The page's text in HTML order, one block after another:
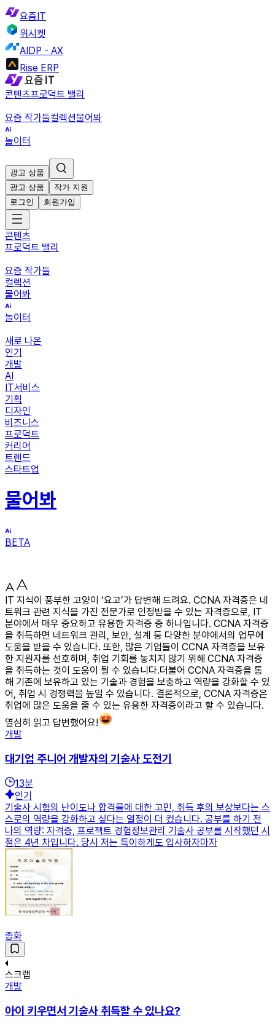
요즘IT
위시켓
AIDP - AX
Rise ERP
콘텐츠프로덕트 밸리
요즘 작가들컬렉션물어봐
놀이터
광고 상품
광고 상품
작가 지원
로그인
회원가입
콘텐츠
프로덕트 밸리
요즘 작가들
컬렉션
물어봐
놀이터
새로 나온
인기
개발
AI
IT서비스
기획
디자인
비즈니스
프로덕트
커리어
트렌드
스타트업
물어봐
BETA
IT 지식이 풍부한 고양이 ‘요고’가 답변해 드려요. CCNA 자격증은 네
트워크 관련 지식을 가진 전문가로 인정받을 수 있는 자격증으로, IT
분야에서 매우 중요하고 유용한 자격증 중 하나입니다. CCNA 자격증
을 취득하면 네트워크 관리, 보안, 설계 등 다양한 분야에서의 업무에
도움을 받을 수 있습니다. 또한, 많은 기업들이 CCNA 자격증을 보유
한 지원자를 선호하며, 취업 기회를 놓치지 않기 위해 CCNA 자격증
을 취득하는 것이 도움이 될 수 있습니다.더불어 CCNA 자격증을 통
해 기존에 보유하고 있는 기술과 경험을 보충하고 역량을 강화할 수 있
어, 취업 시 경쟁력을 높일 수 있습니다. 결론적으로, CCNA 자격증은
취업에 많은 도움을 줄 수 있는 유용한 자격증이라고 할 수 있습니다.
열심히 읽고 답변했어요!
개발
대기업 주니어 개발자의 기술사 도전기
13분
인기
기술사 시험의 난이도나 합격률에 대한 고민, 취득 후의 보상보다는 스
스로의 역량을 강화하고 싶다는 열정이 더 컸습니다. 공부를 하기 전
나의 역량: 자격증, 프로젝트 경험정보관리 기술사 공부를 시작했던 시
점은 4년 차입니다. 당시 저는 특이하게도 입사하자마자
종화
스크랩
개발
아이 키우면서 기술사 취득할 수 있나요?